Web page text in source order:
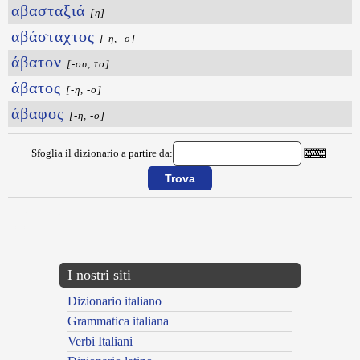
αβασταξιά [η]
αβάσταχτος [-η, -ο]
άβατον [-ου, το]
άβατος [-η, -ο]
άβαφος [-η, -ο]
Sfoglia il dizionario a partire da:
I nostri siti
Dizionario italiano
Grammatica italiana
Verbi Italiani